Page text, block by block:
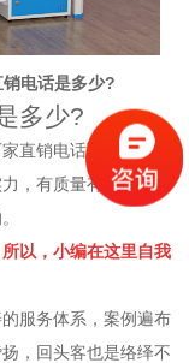
电话是多少?
多少?
销电话可以到网上
，有质量有保障，服
所以，小编在这里自我
服务体系，案例遍布
，回头客也是络绎不